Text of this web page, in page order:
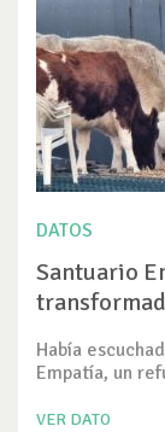
DATOS
Santuario
Había
Empatía, un
VER DATO